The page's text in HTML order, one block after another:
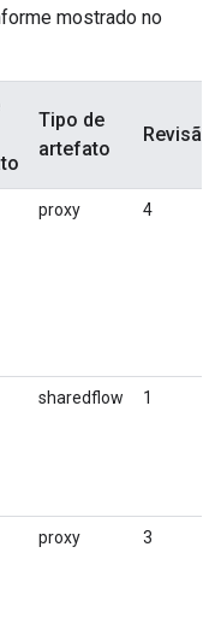
mostrado no
Tipo de
artefato
Revisão
proxy 4
sharedflow 1
proxy 3